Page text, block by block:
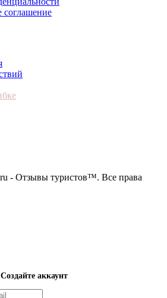
соглашение
- Отзывы туристов™. Все права
Создайте аккаунт